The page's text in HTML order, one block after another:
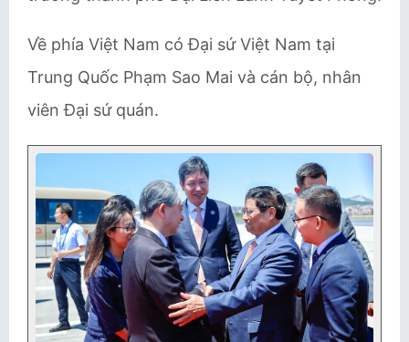
Về phía Việt Nam có Đại sứ Việt Nam tại
Trung Quốc Phạm Sao Mai và cán bộ, nhân
viên Đại sứ quán.